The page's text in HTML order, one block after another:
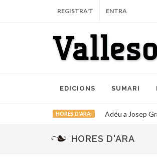
REGISTRA'T ENTRA
EDICIONS SUMARI
HORES D'ARA: Adéu a Josep
HORES D'ARA